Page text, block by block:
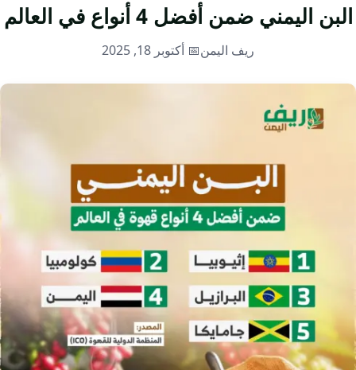
مياه
قصص نجاح
محميات
تحديات
إرشاد زراعي
قصة
قصص رقمية
تقارير صور
فيديو
البن اليمني ضمن أفضل 4 أنواع في العالم
ريف اليمن📅 أكتوبر 18, 2025